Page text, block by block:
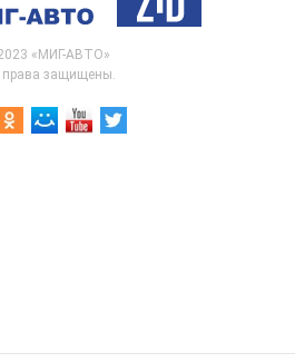
«МИГ-АВТО»
права защищены.